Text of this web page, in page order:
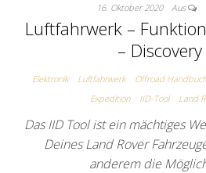
16. Oktober 2020 Aus
Luftfahrwerk –
–
Elektronik Luftfahrwerk Offroad Handbuch
Expedition
IID-Tool Land
Das IID Tool ist ein mächtiges
Deines Land Rover
anderem die